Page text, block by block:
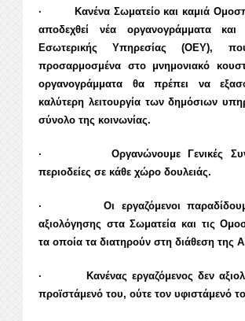
· Κανένα Σωματείο και καμιά
αποδεχθεί νέα οργανογράμματα και
Εσωτερικής Υπηρεσίας (ΟΕΥ),
προσαρμοσμένα στο μνημονιακό
οργανογράμματα θα πρέπει να
καλύτερη λειτουργία των δημόσιων
σύνολο της κοινωνίας.
· Οργανώνουμε Γενικές
περιοδείες σε κάθε χώρο δουλειάς.
· Οι εργαζόμενοι
αξιολόγησης στα Σωματεία και τις
τα οποία τα διατηρούν στη διάθεση της
· Κανένας εργαζόμενος δεν
προϊστάμενό του, ούτε τον υφιστάμενό